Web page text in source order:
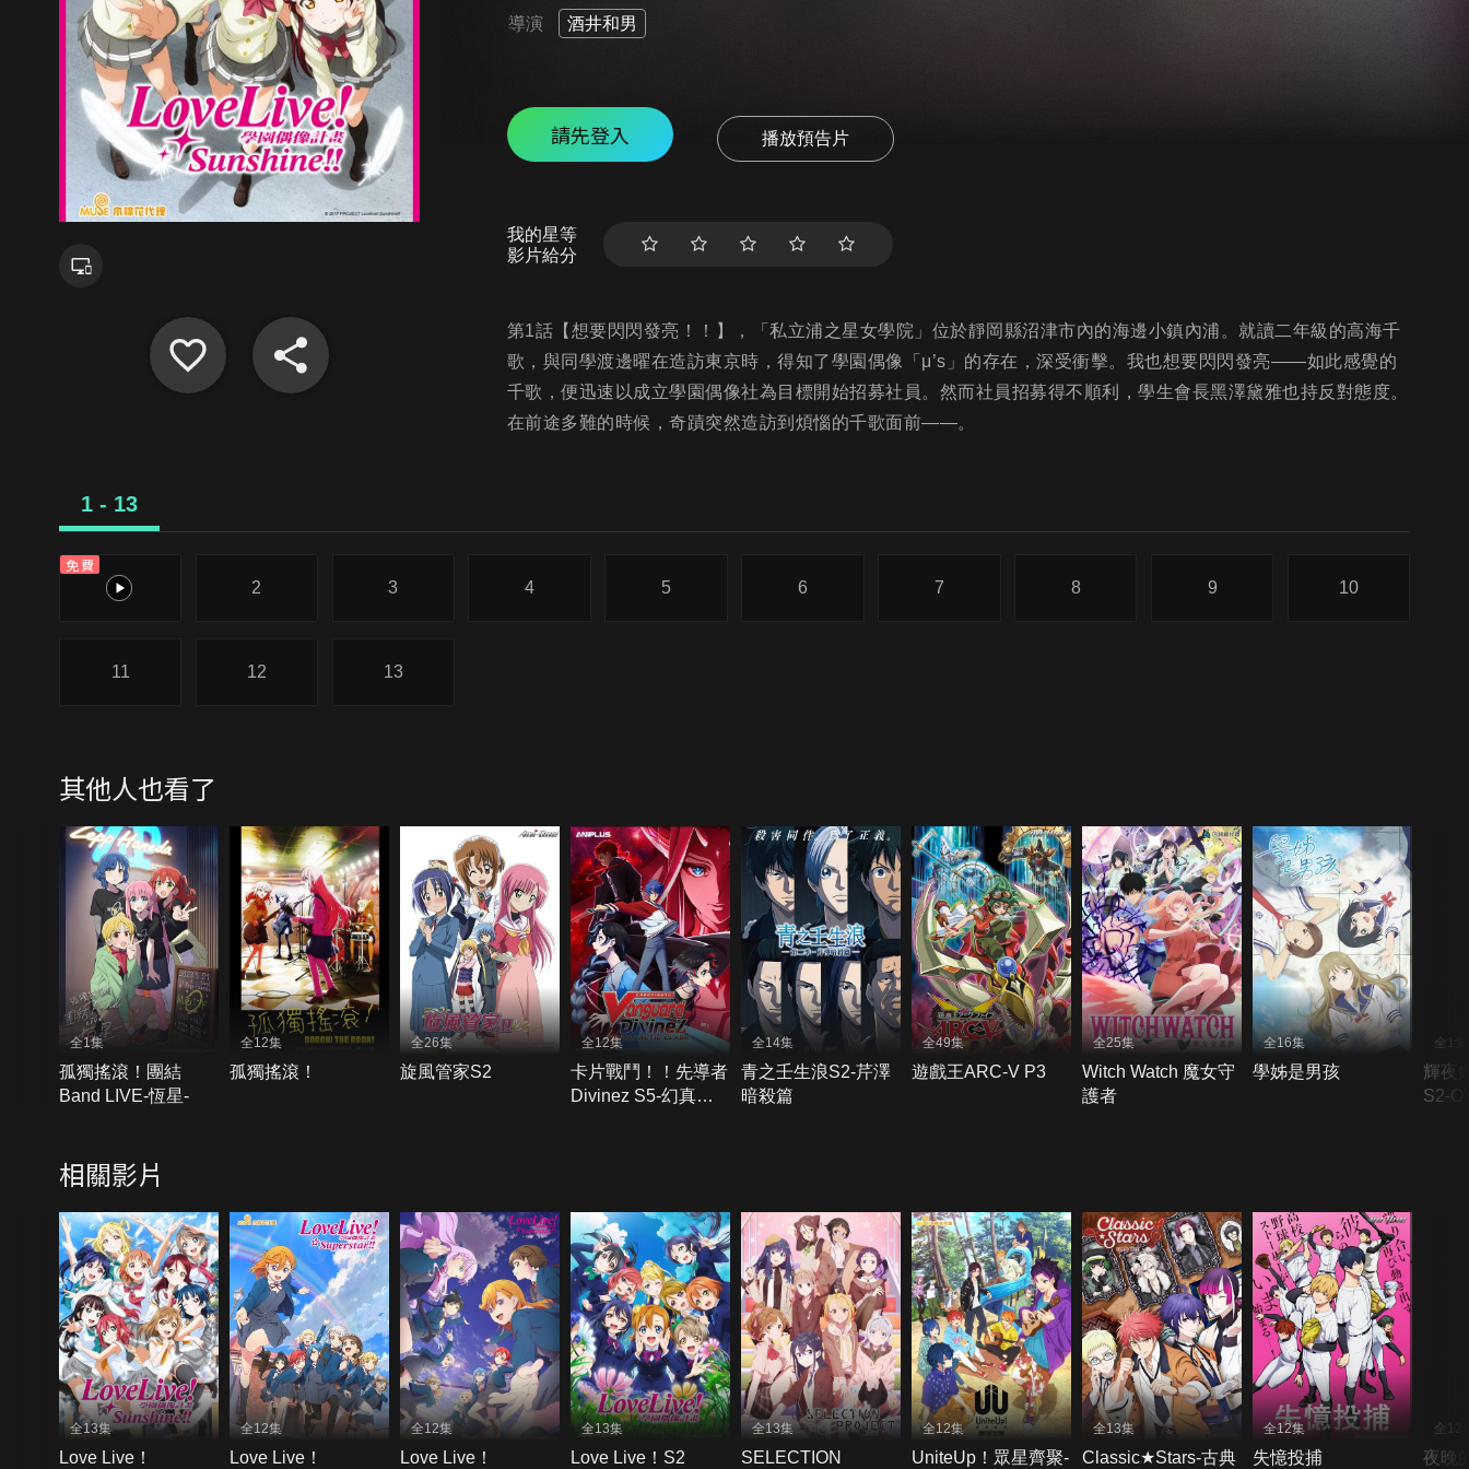
導演 酒井和男
請先登入 播放預告片
我的星等
影片給分
第1話【想要閃閃發亮！！】，「私立浦之星女學院」位於靜岡縣沼津市內的海邊小鎮內浦。就讀二年級的高海千
歌，與同學渡邊曜在造訪東京時，得知了學園偶像「μ’s」的存在，深受衝擊。我也想要閃閃發亮――如此感覺的
千歌，便迅速以成立學園偶像社為目標開始招募社員。然而社員招募得不順利，學生會長黑澤黛雅也持反對態度。
在前途多難的時候，奇蹟突然造訪到煩惱的千歌面前――。
1 - 13
免費
1
2 3 4 5 6 7 8 9 10
11 12 13
其他人也看了
全1集
孤獨搖滾！團結
Band LIVE-恆星-
全12集
孤獨搖滾！
全26集
旋風管家S2
全12集
卡片戰鬥！！先導者
Divinez S5-幻真星
全14集
青之壬生浪S2-芹澤
暗殺篇
全49集
遊戲王ARC-V P3
全25集
Witch Watch 魔女守
護者
全16集
學姊是男孩
全1集
輝夜
S2-
相關影片
全13集
Love Live！
全12集
Love Live！
全12集
Love Live！
全13集
Love Live！S2
全13集
SELECTION
全12集
UniteUp！眾星齊聚-
全13集
Classic★Stars-古典
全12集
失憶投捕
全12
夜晚